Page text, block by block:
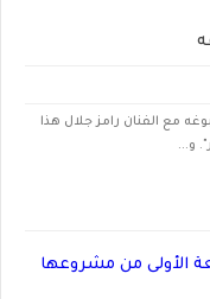
مع الفنان رامز جلال هذا
و...